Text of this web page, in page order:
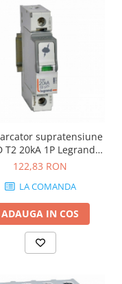
supratensiune
T2 20kA 1P Legrand
412220
122,83 RON
LA COMANDA
ADAUGA IN COS